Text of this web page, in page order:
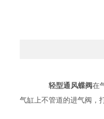
轻型通风蝶阀在
气缸上不管道的进气阀，